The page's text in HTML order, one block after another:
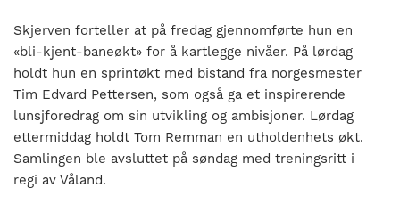
Skjerven forteller at på fredag gjennomførte hun en
«bli-kjent-baneøkt» for å kartlegge nivåer. På lørdag
holdt hun en sprintøkt med bistand fra norgesmester
Tim Edvard Pettersen, som også ga et inspirerende
lunsjforedrag om sin utvikling og ambisjoner. Lørdag
ettermiddag holdt Tom Remman en utholdenhets økt.
Samlingen ble avsluttet på søndag med treningsritt i
regi av Våland.